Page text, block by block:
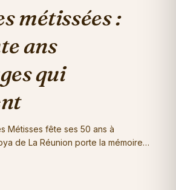
métissées :
ans
qui
Métisses fête ses 50 ans à
de La Réunion porte la mémoire